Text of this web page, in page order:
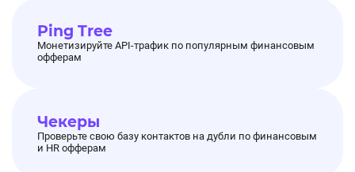
Ping Tree
Монетизируйте API-трафик по популярным финансовым
офферам
Чекеры
Проверьте свою базу контактов на дубли по финансовым
и HR офферам